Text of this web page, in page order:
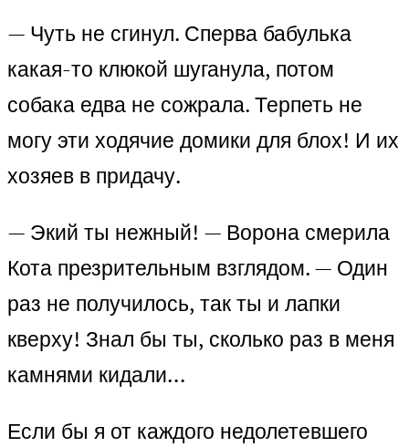
— Чуть не сгинул. Сперва бабулька
какая-то клюкой шуганула, потом
собака едва не сожрала. Терпеть не
могу эти ходячие домики для блох! И их
хозяев в придачу.
— Экий ты нежный! — Ворона смерила
Кота презрительным взглядом. — Один
раз не получилось, так ты и лапки
кверху! Знал бы ты, сколько раз в меня
камнями кидали…
Если бы я от каждого недолетевшего